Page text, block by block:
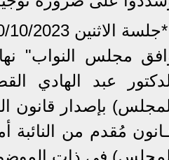
*جلسة الاثنين 30/10/2023*
مجلس النواب"
الدكتور عبد الهادي
المجلس) بإصدار قانون
مُقدم من